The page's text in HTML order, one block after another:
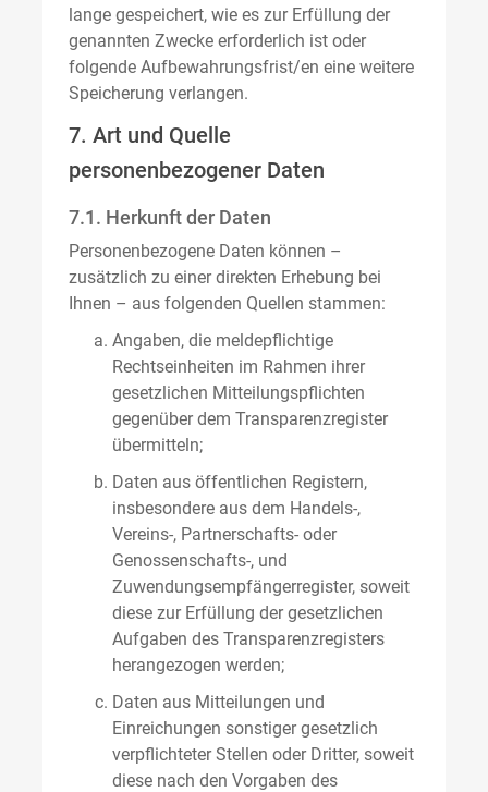
lange gespeichert, wie es zur Erfüllung der
genannten Zwecke erforderlich ist oder
folgende Aufbewahrungsfrist/en eine weitere
Speicherung verlangen.
7. Art und Quelle
personenbezogener Daten
7.1. Herkunft der Daten
Personenbezogene Daten können –
zusätzlich zu einer direkten Erhebung bei
Ihnen – aus folgenden Quellen stammen:
Angaben, die meldepflichtige
Rechtseinheiten im Rahmen ihrer
gesetzlichen Mitteilungspflichten
gegenüber dem Transparenzregister
übermitteln;
Daten aus öffentlichen Registern,
insbesondere aus dem Handels-,
Vereins-, Partnerschafts- oder
Genossenschafts-, und
Zuwendungsempfängerregister, soweit
diese zur Erfüllung der gesetzlichen
Aufgaben des Transparenzregisters
herangezogen werden;
Daten aus Mitteilungen und
Einreichungen sonstiger gesetzlich
verpflichteter Stellen oder Dritter, soweit
diese nach den Vorgaben des